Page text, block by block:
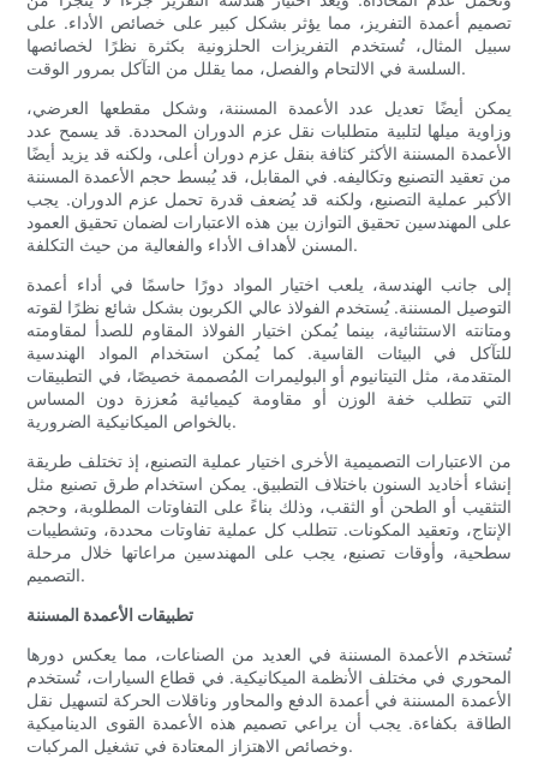
تصميم أعمدة التفريز، مما يؤثر بشكل كبير على خصائص الأداء. على
سبيل المثال، تُستخدم التفريزات الحلزونية بكثرة نظرًا لخصائصها
السلسة في الالتحام والفصل، مما يقلل من التآكل بمرور الوقت.
يمكن أيضًا تعديل عدد الأعمدة المسننة، وشكل مقطعها العرضي،
وزاوية ميلها لتلبية متطلبات نقل عزم الدوران المحددة. قد يسمح عدد
الأعمدة المسننة الأكثر كثافة بنقل عزم دوران أعلى، ولكنه قد يزيد أيضًا
من تعقيد التصنيع وتكاليفه. في المقابل، قد يُبسط حجم الأعمدة المسننة
الأكبر عملية التصنيع، ولكنه قد يُضعف قدرة تحمل عزم الدوران. يجب
على المهندسين تحقيق التوازن بين هذه الاعتبارات لضمان تحقيق العمود
المسنن لأهداف الأداء والفعالية من حيث التكلفة.
إلى جانب الهندسة، يلعب اختيار المواد دورًا حاسمًا في أداء أعمدة
التوصيل المسننة. يُستخدم الفولاذ عالي الكربون بشكل شائع نظرًا لقوته
ومتانته الاستثنائية، بينما يُمكن اختيار الفولاذ المقاوم للصدأ لمقاومته
للتآكل في البيئات القاسية. كما يُمكن استخدام المواد الهندسية
المتقدمة، مثل التيتانيوم أو البوليمرات المُصممة خصيصًا، في التطبيقات
التي تتطلب خفة الوزن أو مقاومة كيميائية مُعززة دون المساس
بالخواص الميكانيكية الضرورية.
من الاعتبارات التصميمية الأخرى اختيار عملية التصنيع، إذ تختلف طريقة
إنشاء أخاديد السنون باختلاف التطبيق. يمكن استخدام طرق تصنيع مثل
التثقيب أو الطحن أو الثقب، وذلك بناءً على التفاوتات المطلوبة، وحجم
الإنتاج، وتعقيد المكونات. تتطلب كل عملية تفاوتات محددة، وتشطيبات
سطحية، وأوقات تصنيع، يجب على المهندسين مراعاتها خلال مرحلة
التصميم.
تطبيقات الأعمدة المسننة
تُستخدم الأعمدة المسننة في العديد من الصناعات، مما يعكس دورها
المحوري في مختلف الأنظمة الميكانيكية. في قطاع السيارات، تُستخدم
الأعمدة المسننة في أعمدة الدفع والمحاور وناقلات الحركة لتسهيل نقل
الطاقة بكفاءة. يجب أن يراعي تصميم هذه الأعمدة القوى الديناميكية
وخصائص الاهتزاز المعتادة في تشغيل المركبات.